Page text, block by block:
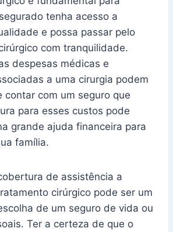
tenha acesso a
e possa passar pelo
com tranquilidade.
despesas médicas e
a uma cirurgia podem
contar com um seguro que
para esses custos pode
grande ajuda financeira para
família.
de assistência a
cirúrgico pode ser um
de um seguro de vida ou
Ter a certeza de que o